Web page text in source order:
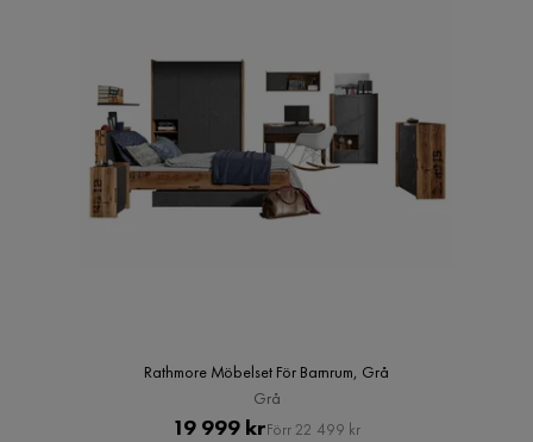
Rathmore Möbelset För Barnrum, Grå
Grå
Pris
19 999 krOriginal
Förr 22 499 kr